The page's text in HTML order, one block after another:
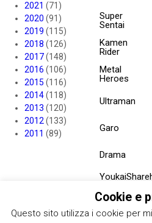
2021 (71)
2020 (91)
2019 (115)
2018 (126)
2017(148)
2016 (106)
2015 (116)
2014(118)
2013 (120)
2012(133)
2011 (89)
Super
Sentai
Kamen
Rider
Metal
Heroes
Ultraman
Garo
Drama
Project RED
Cookie e
Questo sito utilizza i cookie per